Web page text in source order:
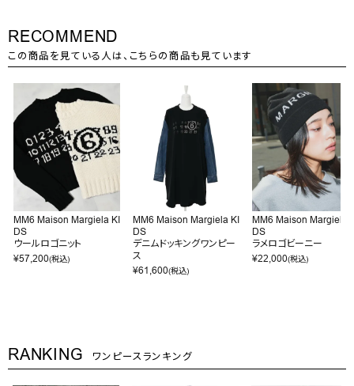
RECOMMEND
この商品を見ている人は、こちらの商品も見ています
MM6 Maison Margiela KI
DS
ウールロゴニット
¥57,200(税込)
MM6 Maison Margiela KI
DS
デニムドッキングワンピー
ス
¥61,600(税込)
MM6 Maison Margiela
DS
ラメロゴビーニー
¥22,000(税込)
RANKING ワンピースランキング